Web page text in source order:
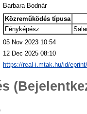
Barbara Bodnár
Közreműködés típusa
Fényképész
05 Nov 2023 10:54
12 Dec 2025 08:10
https://real-i.mtak.hu/id/